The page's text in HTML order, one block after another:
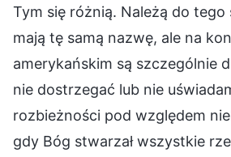
Tym się różnią. Należą do tego
mają tę samą nazwę, ale na
amerykańskim są szczególnie
nie dostrzegać lub nie
rozbieżności pod względem
gdy Bóg stwarzał wszystkie